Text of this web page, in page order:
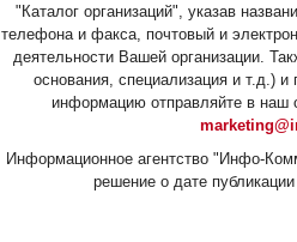
"Каталог организаций", указав
телефона и факса, почтовый и
деятельности Вашей организации.
основания, специализация и т.д.)
информацию отправляйте в наш
Информационное агентство "Инфо-
решение о дате